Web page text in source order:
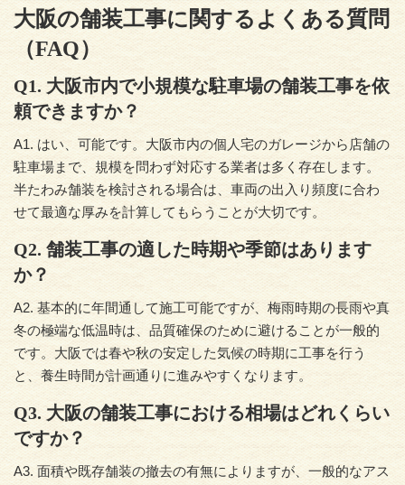
大阪の舗装工事に関するよくある質問
（FAQ）
Q1. 大阪市内で小規模な駐車場の舗装工事を依
頼できますか？
A1. はい、可能です。大阪市内の個人宅のガレージから店舗の
駐車場まで、規模を問わず対応する業者は多く存在します。
半たわみ舗装を検討される場合は、車両の出入り頻度に合わ
せて最適な厚みを計算してもらうことが大切です。
Q2. 舗装工事の適した時期や季節はあります
か？
A2. 基本的に年間通して施工可能ですが、梅雨時期の長雨や真
冬の極端な低温時は、品質確保のために避けることが一般的
です。大阪では春や秋の安定した気候の時期に工事を行う
と、養生時間が計画通りに進みやすくなります。
Q3. 大阪の舗装工事における相場はどれくらい
ですか？
A3. 面積や既存舗装の撤去の有無によりますが、一般的なアス